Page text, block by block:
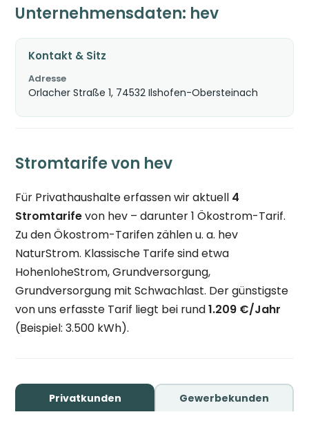
Unternehmensdaten: hev
Kontakt & Sitz
Adresse
Orlacher Straße 1, 74532 Ilshofen-Obersteinach
Stromtarife von hev
Für Privathaushalte erfassen wir aktuell 4
Stromtarifevon hev – darunter 1 Ökostrom-Tarif.
Zu den Ökostrom-Tarifen zählen u. a. hev
NaturStrom. Klassische Tarife sind etwa
HohenloheStrom, Grundversorgung,
Grundversorgung mit Schwachlast. Der günstigste
von uns erfasste Tarif liegt bei rund1.209 €/Jahr
(Beispiel: 3.500 kWh).
Privatkunden Gewerbekunden